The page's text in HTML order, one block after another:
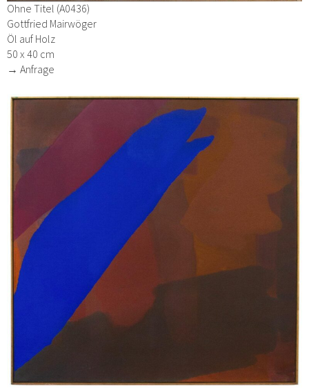
Ohne Titel (A0436)
Gottfried Mairwöger
Öl auf Holz
50 x 40 cm
→ Anfrage